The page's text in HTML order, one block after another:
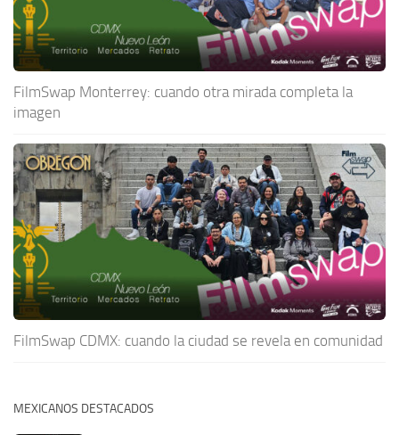
FilmSwap Monterrey: cuando otra mirada completa la
imagen
FilmSwap CDMX: cuando la ciudad se revela en comunidad
MEXICANOS DESTACADOS